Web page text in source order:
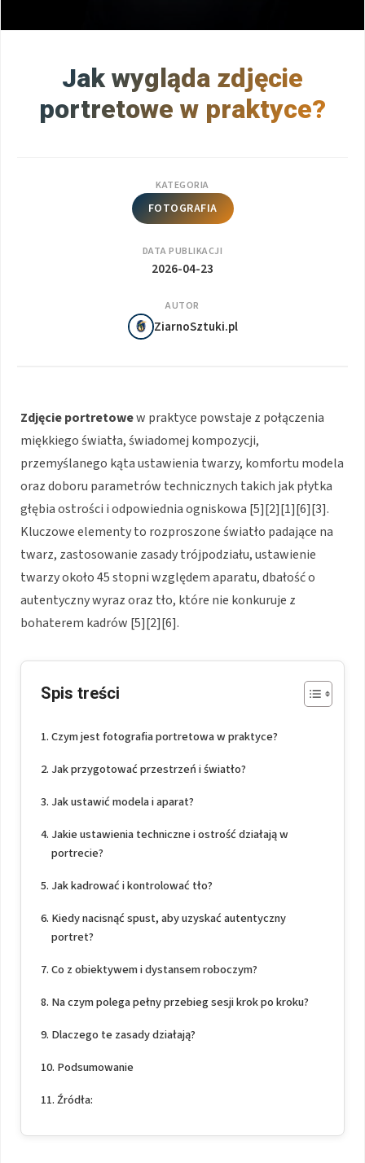
Jak wygląda zdjęcie
portretowe w praktyce?
KATEGORIA
FOTOGRAFIA
DATA PUBLIKACJI
2026-04-23
AUTOR
ZiarnoSztuki.pl
Zdjęcie portretowew praktyce powstaje z połączenia
miękkiego światła, świadomej kompozycji,
przemyślanego kąta ustawienia twarzy, komfortu modela
oraz doboru parametrów technicznych takich jak płytka
głębia ostrości i odpowiednia ogniskowa [5][2][1][6][3].
Kluczowe elementy to rozproszone światło padające na
twarz, zastosowanie zasady trójpodziału, ustawienie
twarzy około 45 stopni względem aparatu, dbałość o
autentyczny wyraz oraz tło, które nie konkuruje z
bohaterem kadrów [5][2][6].
Spis treści
Czym jest fotografia portretowa w praktyce?
Jak przygotować przestrzeń i światło?
Jak ustawić modela i aparat?
Jakie ustawienia techniczne i ostrość działają w
portrecie?
Jak kadrować i kontrolować tło?
Kiedy nacisnąć spust, aby uzyskać autentyczny
portret?
Co z obiektywem i dystansem roboczym?
Na czym polega pełny przebieg sesji krok po kroku?
Dlaczego te zasady działają?
Podsumowanie
Źródła: